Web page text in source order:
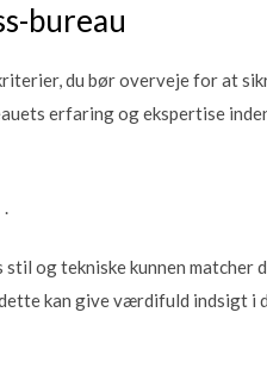
bureau
du bør overveje for at
erfaring og ekspertise
og tekniske kunnen matcher
kan give værdifuld indsigt i